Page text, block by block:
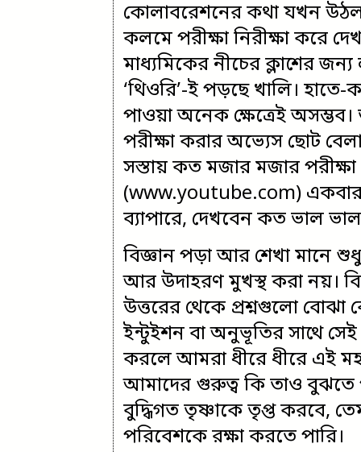
কোলাবরেশনের কথা যখন
কলমে পরীক্ষা নিরীক্ষা করে
মাধ্যমিকের নীচের ক্লাশের জন্য
‘থিওরি’-ই পড়ছে খালি।
পাওয়া অনেক ক্ষেত্রেই
পরীক্ষা করার অভ্যেস ছোট
সস্তায় কত মজার মজার
(www.youtube.com) একবার
ব্যাপারে, দেখবেন কত ভাল
বিজ্ঞান পড়া আর শেখা মানে
আর উদাহরণ মুখস্থ করা নয়।
উত্তরের থেকে প্রশ্নগুলো বোঝা
ইন্টুইশন বা অনুভূতির সাথে সেই
করলে আমরা ধীরে ধীরে এই
আমাদের গুরুত্ব কি তাও বুঝতে
বুদ্ধিগত তৃষ্ণাকে তৃপ্ত করবে,
পরিবেশকে রক্ষা করতে পারি।